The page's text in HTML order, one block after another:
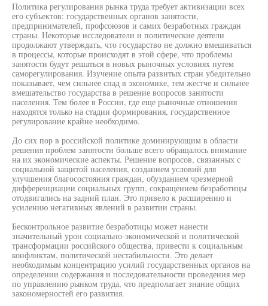
Политика регулирования рынка труда требует активизации всех
его субъектов: государственных органов занятости,
предпринимателей, профсоюзов и самих безработных граждан
страны. Некоторые исследователи и политические деятели
продолжают утверждать, что государство не должно вмешиваться
в процессы, которые происходят в этой сфере, что проблемы
занятости будут решаться в новых рыночных условиях путем
саморегулирования. Изучение опыта развитых стран убедительно
показывает, чем сильнее спад в экономике, тем жестче и сильнее
вмешательство государства в решение вопросов занятости
населения. Тем более в России, где еще рыночные отношения
находятся только на стадии формирования, государственное
регулирование крайне необходимо.
До сих пор в российской политике доминирующим в области
решения проблем занятости больше всего обращалось внимание
на их экономические аспекты. Решение вопросов, связанных с
социальной защитой населения, созданием условий для
улучшения благосостояния граждан, обузданием чрезмерной
дифференциации социальных групп, сокращением безработицы
отодвигались на задний план. Это привело к расширению и
усилению негативных явлений в развитии страны.
Бесконтрольное развитие безработицы может нанести
значительный урон социально-экономической и политической
трансформации российского общества, привести к социальным
конфликтам, политической нестабильности. Это делает
необходимым концентрацию усилий государственных органов на
определении содержания и последовательности проведения мер
по управлению рынком труда, что предполагает знание общих
закономерностей его развития.